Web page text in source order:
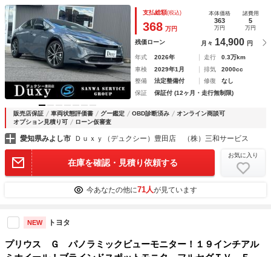
カメラ 寒冷地仕様 パワーバックドア ワイヤレス充電 シ
ートヒータ－ ベンチレーション ＥＴＣ ＢＳＭ
支払総額(税込)
368 万円
本体価格
363
万円
諸費用
5
万円
残価ローン 月々 14,900 円
年式 2026年 走行
0.3万km
車検
2029年1月 排気
2000cc
整備
法定整備付 修復
なし
保証
保証付 (12ヶ月・走行無制限)
販売店保証 車両状態評価書 グー鑑定 OBD診断済み
オンライン商談可
オプション見積り可
ローン仮審査
愛知県みよし市 Ｄｕｘｙ（デュクシー）豊田店 （株）三和サービス
在庫を確認・見積り依頼する
お気に入り
今あなたの他に71人が見ています
NEW トヨタ
プリウス Ｇ パノラミックビューモニター！１９インチアル